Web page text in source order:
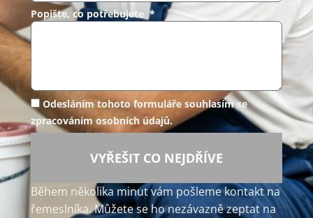
Popište, co potřebujete *
Odesláním tohoto formuláře souhlasím se
zpracováním osobních údajů.
VYŘEŠIT CO NEJDŘÍVE
Během několika minut vám pošleme kontakt na
řemeslníka. Můžete se ho nezávazně zeptat na